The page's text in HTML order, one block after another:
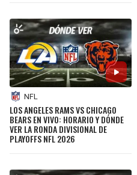
NFL
LOS ANGELES RAMS VS CHICAGO
BEARS EN VIVO: HORARIO Y DÓNDE
VER LA RONDA DIVISIONAL DE
PLAYOFFS NFL 2026